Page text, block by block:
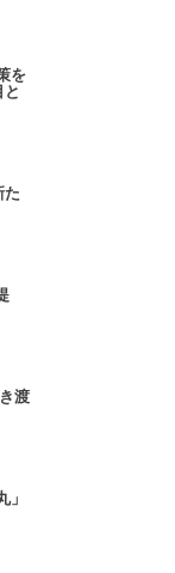
を
た
渡